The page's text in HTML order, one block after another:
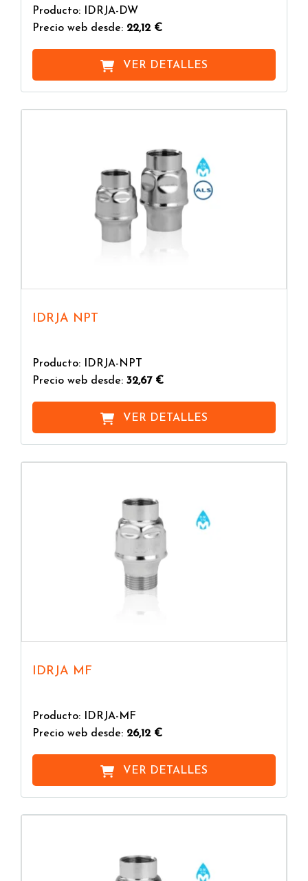
Producto: IDRJA-DW
Precio web desde: 22,12 €
VER DETALLES
IDRJA NPT
Producto: IDRJA-NPT
Precio web desde: 32,67 €
VER DETALLES
IDRJA MF
Producto: IDRJA-MF
Precio web desde: 26,12 €
VER DETALLES